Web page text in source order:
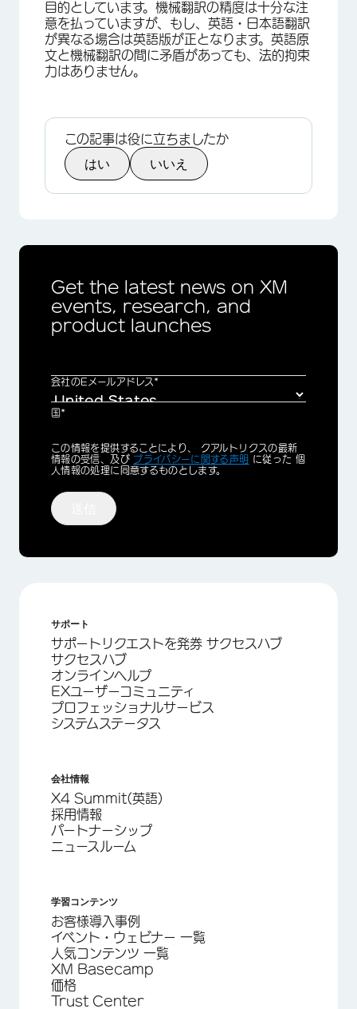
目的としています。機械翻訳の精度は十分な注
意を払っていますが、もし、英語・日本語翻訳
が異なる場合は英語版が正となります。英語原
文と機械翻訳の間に矛盾があっても、法的拘束
力はありません。
この記事は役に立ちましたか
はい いいえ
Get the latest news on XM
events, research, and
product launches
会社のEメールアドレス*
国*
Privacy
Optin
この情報を提供することにより、 クアルトリクスの最新
情報の受信、及び プライバシーに関する声明 に従った 個
人情報の処理に同意するものとします。
サポート
サポートリクエストを発券 サクセスハブ
サクセスハブ
オンラインヘルプ
EXユーザーコミュニティ
プロフェッショナルサービス
システムステータス
会社情報
X4 Summit(英語)
採用情報
パートナーシップ
ニュースルーム
学習コンテンツ
お客様導入事例
イベント・ウェビナー 一覧
人気コンテンツ 一覧
XM Basecamp
価格
Trust Center